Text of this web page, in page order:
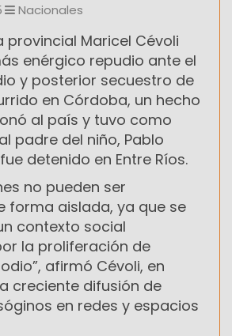
Nacionales
provincial Maricel Cévoli
enérgico repudio ante el
y posterior secuestro de
en Córdoba, un hecho
al país y tuvo como
padre del niño, Pablo
detenido en Entre Ríos.
no pueden ser
forma aislada, ya que se
contexto social
la proliferación de
afirmó Cévoli, en
creciente difusión de
en redes y espacios